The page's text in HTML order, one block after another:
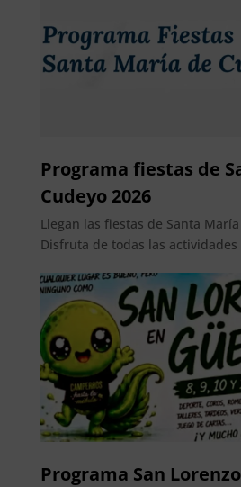
Programa fiestas de
Cudeyo 2026
Llegan las fiestas de Santa
Disfruta de todas las actividades
Programa San